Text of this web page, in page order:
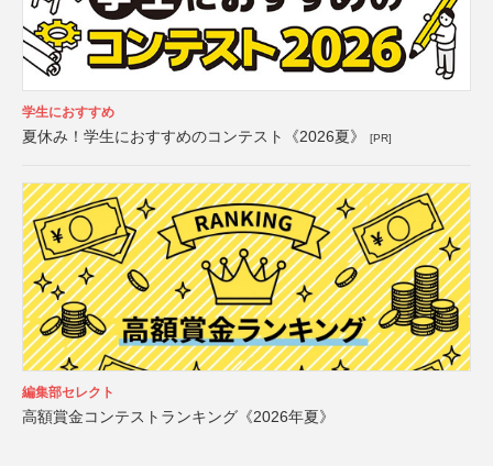
学生におすすめ
夏休み！学生におすすめのコンテスト《2026夏》 [PR]
編集部セレクト
高額賞金コンテストランキング《2026年夏》